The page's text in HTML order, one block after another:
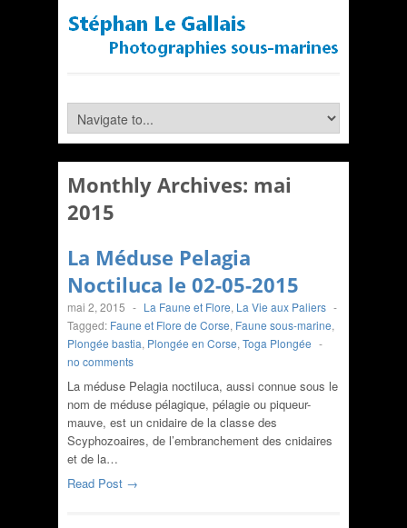
Monthly Archives: mai
2015
La Méduse Pelagia
Noctiluca le 02-05-2015
mai 2, 2015 - La Faune et Flore, La Vie aux Paliers -
Tagged: Faune et Flore de Corse, Faune sous-marine,
Plongée bastia, Plongée en Corse, Toga Plongée -
no comments
La méduse Pelagia noctiluca, aussi connue sous le
nom de méduse pélagique, pélagie ou piqueur-
mauve, est un cnidaire de la classe des
Scyphozoaires, de l’embranchement des cnidaires
et de la…
Read Post →